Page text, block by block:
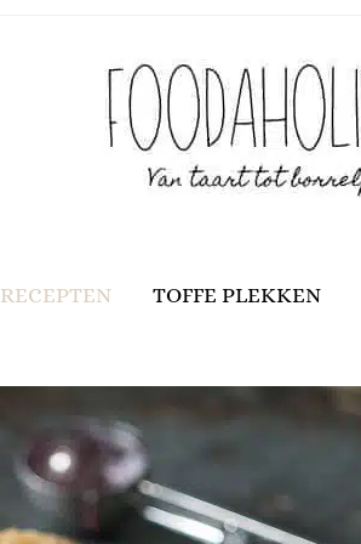
RECEPTEN TOFFE PLEKKEN